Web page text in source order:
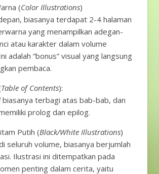
(Color Illustrations)
biasanya terdapat 2-4 halaman
yang menampilkan adegan-
atau karakter dalam volume
adalah “bonus” visual yang langsung
pembaca.
Table of Contents):
biasanya terbagi atas bab-bab, dan
prolog dan epilog.
Putih (Black/White Illustrations)
seluruh volume, biasanya berjumlah
Ilustrasi ini ditempatkan pada
penting dalam cerita, yaitu